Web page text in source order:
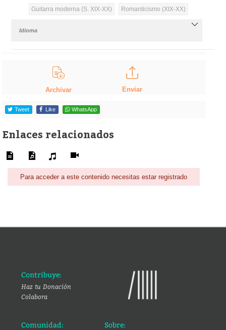
Guitarra moderna (S. XIX-XX) Romanticismo (XIX-XX)
Idioma
Archivar Enviar
Tweet Like WhatsApp
Enlaces relacionados
Para acceder a este contenido necesitas estar registrado
Contribuye:
Haz tu Donación
Colabora
Comunidad: Sobre: